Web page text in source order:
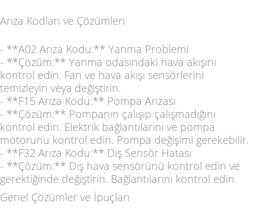
Arıza Kodları ve Çözümleri
- **A02 Arıza Kodu:** Yanma Problemi
- **Çözüm:** Yanma odasındaki hava akışını
kontrol edin. Fan ve hava akışı sensörlerini
temizleyin veya değiştirin.
- **F15 Arıza Kodu:** Pompa Arızası
- **Çözüm:** Pompanın çalışıp çalışmadığını
kontrol edin. Elektrik bağlantılarını ve pompa
motorunu kontrol edin. Pompa değişimi gerekebilir.
- **F32 Arıza Kodu:** Dış Sensör Hatası
- **Çözüm:** Dış hava sensörünü kontrol edin ve
gerektiğinde değiştirin. Bağlantılarını kontrol edin.
Genel Çözümler ve İpuçları